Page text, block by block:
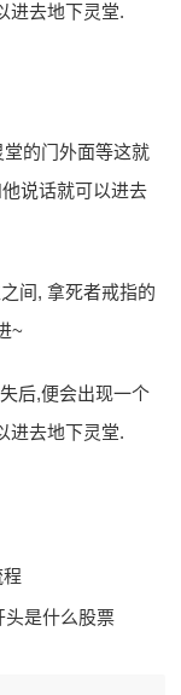
进去地下灵堂.
的门外面等这就
说话就可以进去
间, 拿死者戒指的
~
后,便会出现一个
进去地下灵堂.
头是什么股票